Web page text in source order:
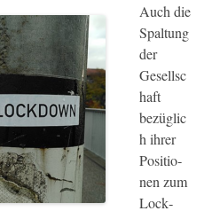
Auch die
Spal­tung
der
Gesellsc
haft
bezüglic
h ihrer
Posi­tio­
nen zum
Lock­